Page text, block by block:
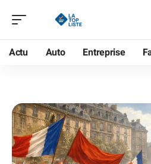
Actu Auto Entreprise